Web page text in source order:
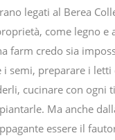
legati al Berea
come legno
farm credo sia
semi, preparare i
cucinare con
Ma anche
essere il